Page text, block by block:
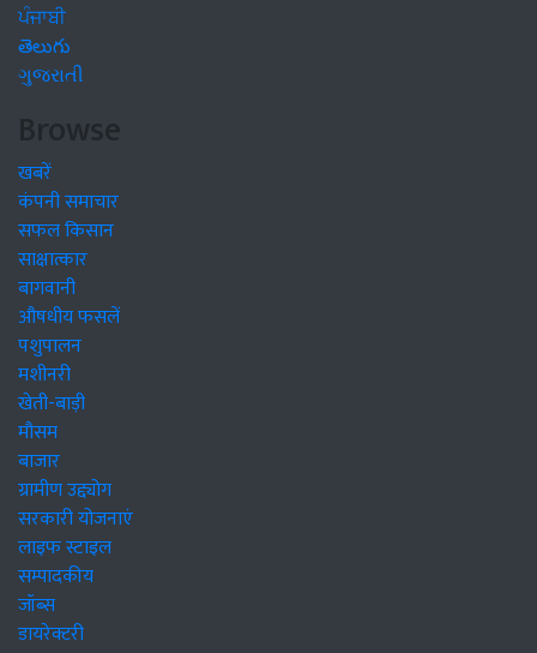
ਪੰਜਾਬੀ
తెలుగు
ગુજરાતી
Browse
खबरें
कंपनी समाचार
सफल किसान
साक्षात्कार
बागवानी
औषधीय फसलें
पशुपालन
मशीनरी
खेती-बाड़ी
मौसम
बाजार
ग्रामीण उद्द्योग
सरकारी योजनाएं
लाइफ स्टाइल
सम्पादकीय
जॉब्स
डायरेक्टरी